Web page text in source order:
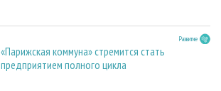
Развитие
«Парижская коммуна» стремится стать
предприятием полного цикла